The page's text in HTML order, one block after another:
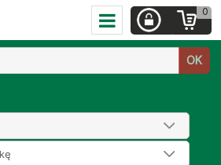
0
numer
OK